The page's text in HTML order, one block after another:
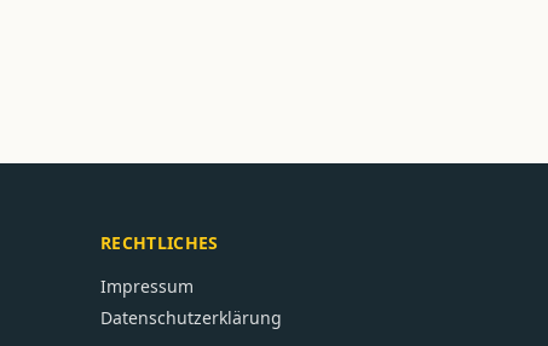
RECHTLICHES
Impressum
Datenschutzerklärung